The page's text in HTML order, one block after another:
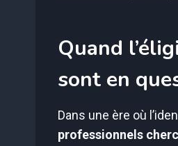
Quand
sont en
Dans une ère où
professionnels